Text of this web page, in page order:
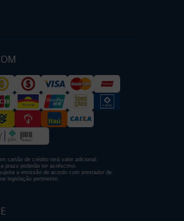
cartão de crédito terá valor adicional.
prazo poderão ter acréscimo.
a emissão de acordo com prestador de
legislação pertinente.